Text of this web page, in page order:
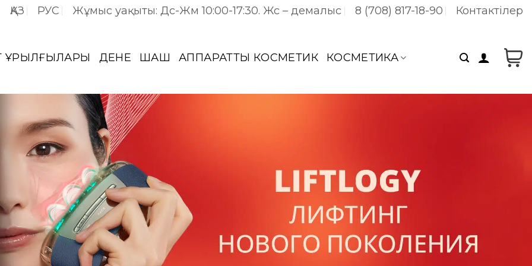
ҚАЗ РУС Жұмыс уақыты: Дс-Жм 10:00-17:30. Жс – демалыс 8 (708) 817-18-90 Контактілер
ҚҰРЫЛҒЫЛАРЫ ДЕНЕ ШАШ АППАРАТТЫҚ КОСМЕТИК КОСМЕТИКА